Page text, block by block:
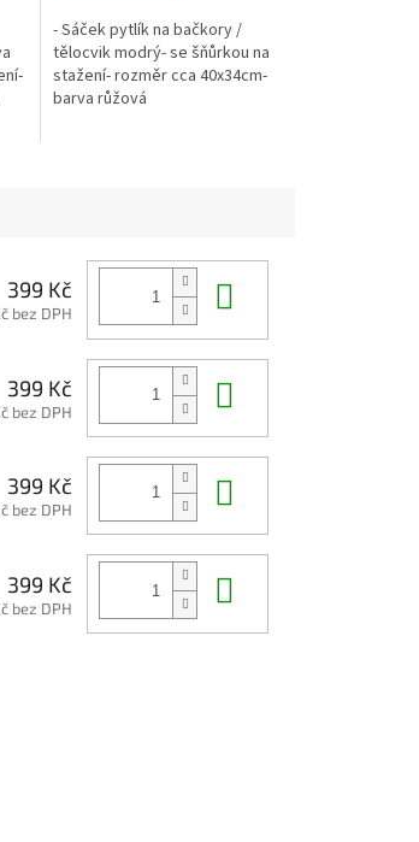
- Sáček pytlík na bačkory /
tělocvik modrý- se šňůrkou na
stažení- rozměr cca 40x34cm-
barva růžová
399 Kč
bez DPH
399 Kč
bez DPH
399 Kč
bez DPH
399 Kč
bez DPH